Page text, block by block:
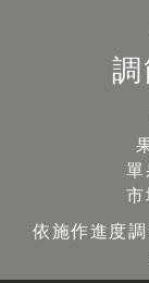
單
依施作進度